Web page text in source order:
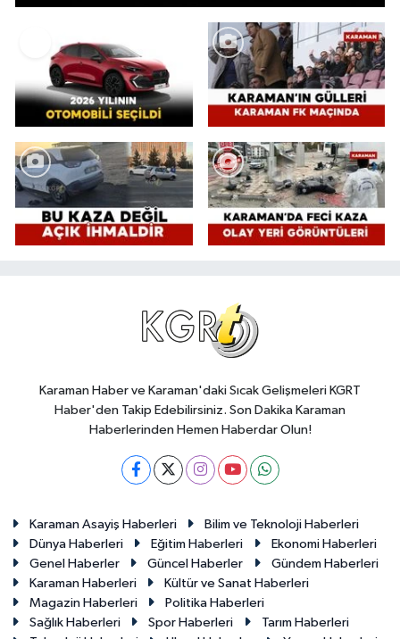
Karaman Haber ve Karaman'daki Sıcak Gelişmeleri KGRT
Haber'den Takip Edebilirsiniz. Son Dakika Karaman
Haberlerinden Hemen Haberdar Olun!
Karaman Asayiş Haberleri
Bilim ve Teknoloji Haberleri
Dünya Haberleri
Eğitim Haberleri
Ekonomi Haberleri
Genel Haberler
Güncel Haberler
Gündem Haberleri
Karaman Haberleri
Kültür ve Sanat Haberleri
Magazin Haberleri
Politika Haberleri
Sağlık Haberleri
Spor Haberleri
Tarım Haberleri